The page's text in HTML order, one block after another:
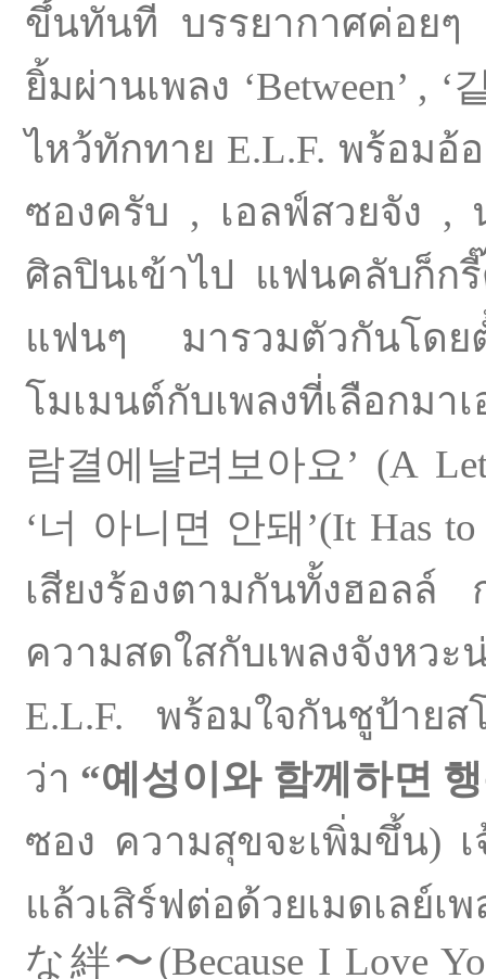
ขึ้นทันที บรรยากาศค่อยๆ
ยิ้มผ่านเพลง ‘Between’ ,
ไหว้ทักทาย E.L.F. พร้อมอ้
ซองครับ , เอลฟ์สวยจัง ,
ศิลปินเข้าไป แฟนคลับก็ก
แฟนๆ มารวมตัวกันโดย
โมเมนต์กับเพลงที่เลือกมาเ
람결에날려보아요’ (A
‘너 아니면 안돼’(It Has
เสียงร้องตามกันทั้งฮอลล์
ความสดใสกับเพลงจังหวะ
E.L.F. พร้อมใจกันชูป้าย
ว่า “예성이와 함께하면
ซอง ความสุขจะเพิ่มขึ้น)
แล้วเสิร์ฟต่อด้วยเมดเลย์เ
な絆〜(Because I Love